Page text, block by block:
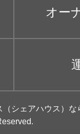
オー
シェアハウス）な